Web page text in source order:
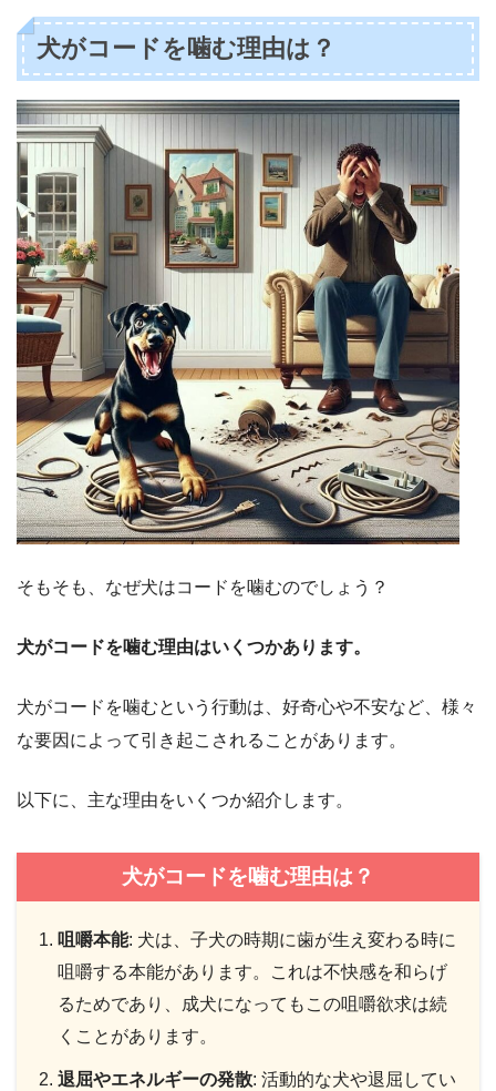
犬がコードを噛む理由は？
そもそも、なぜ犬はコードを噛むのでしょう？
犬がコードを噛む理由はいくつかあります。
犬がコードを噛むという行動は、好奇心や不安など、様々
な要因によって引き起こされることがあります。
以下に、主な理由をいくつか紹介します。
犬がコードを噛む理由は？
咀嚼本能: 犬は、子犬の時期に歯が生え変わる時に
咀嚼する本能があります。これは不快感を和らげ
るためであり、成犬になってもこの咀嚼欲求は続
くことがあります。
退屈やエネルギーの発散: 活動的な犬や退屈してい